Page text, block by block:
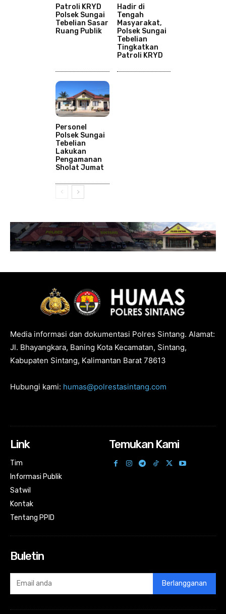
Patroli KRYD
Polsek Sungai
Tebelian Sasar
Ruang Publik
Hadir di
Tengah
Masyarakat,
Polsek Sungai
Tebelian
Tingkatkan
Patroli KRYD
Personel
Polsek Sungai
Tebelian
Lakukan
Pengamanan
Sholat Jumat
Media informasi dan dokumentasi Polres Sintang. Alamat:
Jl. Bhayangkara, Baning Kota Kecamatan, Sintang,
Kabupaten Sintang, Kalimantan Barat 78613
Hubungi kami: humas@polrestasintang.com
Link
Tim
Informasi Publik
Satwil
Kontak
Tentang PPID
Temukan Kami
Buletin
Berlangganan